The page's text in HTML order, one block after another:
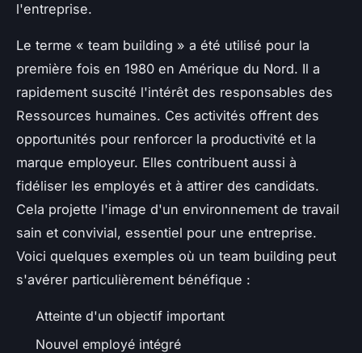
l'entreprise.
Le terme « team building » a été utilisé pour la
première fois en 1980 en Amérique du Nord. Il a
rapidement suscité l'intérêt des responsables des
Ressources humaines. Ces activités offrent des
opportunités pour renforcer la productivité et la
marque employeur. Elles contribuent aussi à
fidéliser les employés et à attirer des candidats.
Cela projette l'image d'un environnement de travail
sain et convivial, essentiel pour une entreprise.
Voici quelques exemples où un team building peut
s'avérer particulièrement bénéfique :
Atteinte d'un objectif important
Nouvel employé intégré